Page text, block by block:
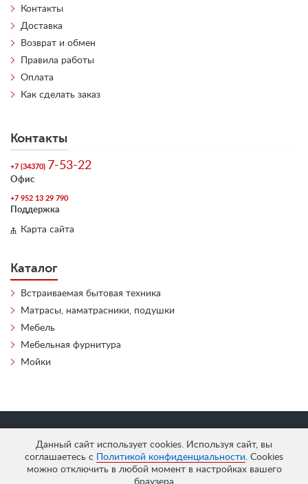
Данный сайт использует cookies. Используя сайт, вы
соглашаетесь с
Политикой конфиденциальности. Cookies
можно отключить в любой момент в настройках вашего
браузера
Контакты
Доставка
Возврат и обмен
Правила работы
Оплата
Как сделать заказ
Контакты
+7 (34370) 7-53-22
Офис
+7 952 13 29 790
Поддержка
Карта сайта
Каталог
Встраиваемая бытовая техника
Матрасы, наматрасники, подушки
Мебель
Мебельная фурнитура
Мойки